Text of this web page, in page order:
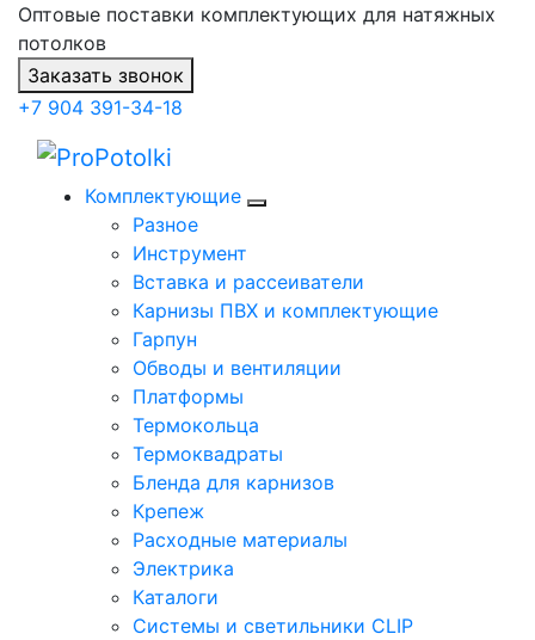
Оптовые поставки комплектующих для натяжных
потолков
Заказать звонок
+7 904 391-34-18
Комплектующие
Разное
Инструмент
Вставка и рассеиватели
Карнизы ПВХ и комплектующие
Гарпун
Обводы и вентиляции
Платформы
Термокольца
Термоквадраты
Бленда для карнизов
Крепеж
Расходные материалы
Электрика
Каталоги
Системы и светильники CLIP